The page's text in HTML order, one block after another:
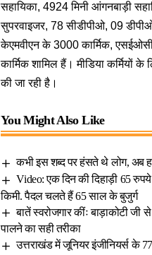
सहायिका, 4924 मिनी आंगनबाड़ी
सुपरवाइजर, 78 सीडीपीओ, 09
केएमवीएन के 3000 कार्मिक,
कार्मिक शामिल हैं। मीडिया कर्मियों
की जा रही है।
You Might Also Like
कभी इस शब्द पर हंसते थे लोग, अब
Video: एक दिन की दिहाड़ी 65
किमी. पैदल चलते हैं 65 साल के बुजुर्ग
बातें स्वरोजगार कींः बाड़ाकोटी जी
पालने का सही तरीका
उत्तराखंड में जूनियर इंजीनियर्स के